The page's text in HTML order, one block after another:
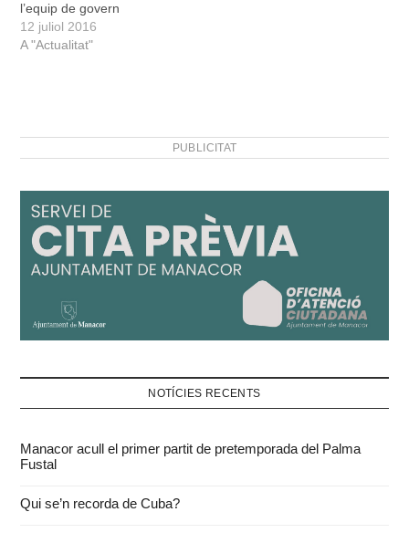
l’equip de govern
municipal han acompanyat
la presidenta de les Illes
que dilluns realitzaren a
les obres del CEIP…
12 juliol 2016
A "Actualitat"
PUBLICITAT
NOTÍCIES RECENTS
Manacor acull el primer partit de pretemporada del Palma
Fustal
Qui se’n recorda de Cuba?